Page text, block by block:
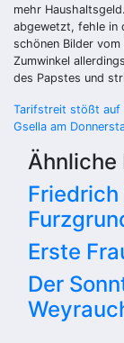
mehr
abgewetzt, fehle in
schönen Bilder
Zumwinkel
des Papstes und
Tarifstreit stößt auf
Gsella am
Ähnliche
Erste
Der